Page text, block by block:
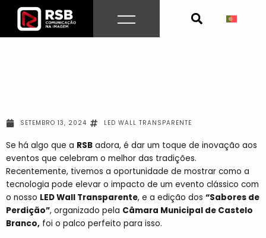
content
SETEMBRO 13, 2024 LED WALL TRANSPARENTE
Se há algo que a RSB adora, é dar um toque de inovação aos
eventos que celebram o melhor das tradições.
Recentemente, tivemos a oportunidade de mostrar como a
tecnologia pode elevar o impacto de um evento clássico com
o nosso LED Wall Transparente, e a edição dos “Sabores de
Perdição”, organizado pela Câmara Municipal de Castelo
Branco, foi o palco perfeito para isso.